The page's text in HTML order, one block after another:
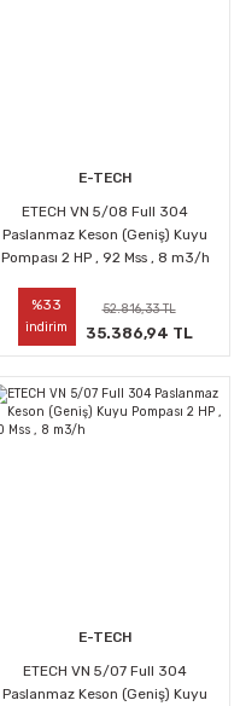
E-TECH
ETECH VN 5/08 Full 304
Paslanmaz Keson (Geniş) Kuyu
Pompası 2 HP , 92 Mss , 8 m3/h
%33
indirim
52.816,33 TL
35.386,94 TL
E-TECH
ETECH VN 5/07 Full 304
Paslanmaz Keson (Geniş) Kuyu